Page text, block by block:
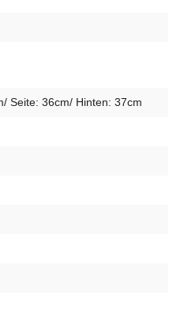
Seite: 36cm/ Hinten: 37cm